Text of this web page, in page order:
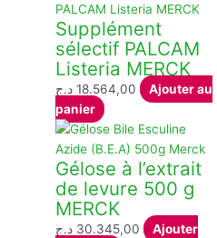
893.286,00 د.ج
à
a
plusieurs
variations.
Les
options
être
choisies
sur
la
du
Supplément
sélectif PALCAM
Listeria MERCK
18.564,00 د.ج
Ajouter au
panier
Gélose à l’extrait
de levure 500 g
MERCK
30.345,00 د.ج
Ajouter